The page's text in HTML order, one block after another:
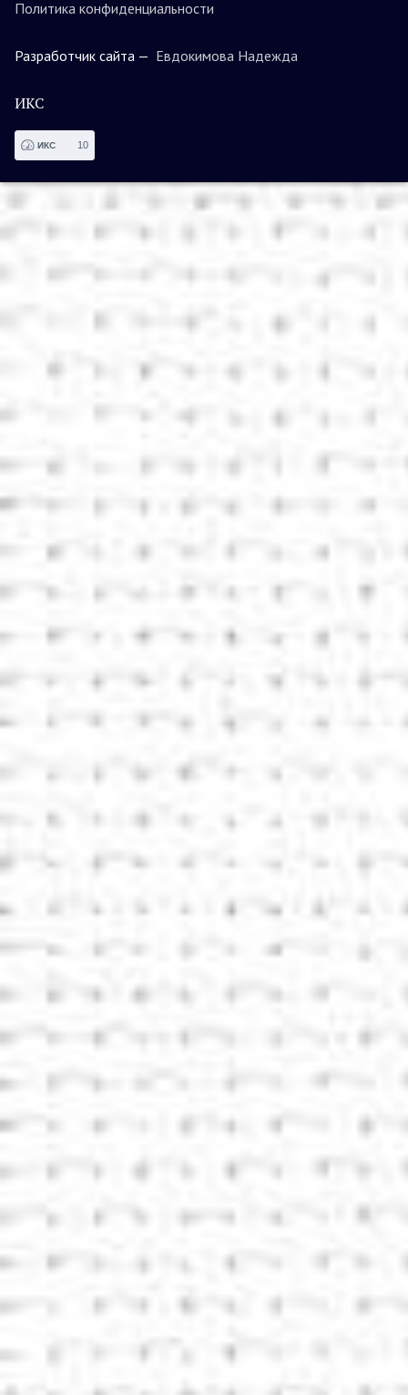
Политика конфиденциальности
Разработчик сайта — Евдокимова Надежда
ИКС
ИКС 10